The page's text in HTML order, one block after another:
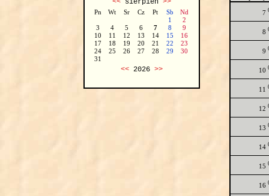
<<sierpień >>
Pn Wt Sr Cz Pt Sb
Nd
1
2
3
4 5 6 7 8
9
10
11 12 13 14 15
16
17
18 19 20 21 22
23
24
25 26 27 28 29
30
31
<<2026 >>
7
8
9
10
11
12
13
14
15
16